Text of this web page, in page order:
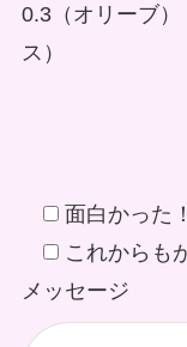
0.3（オリーブ
ス）
面白かった！
これからも
メッセージ